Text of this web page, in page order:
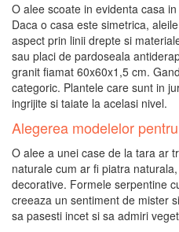
O alee scoate in evidenta casa
Daca o casa este simetrica,
aspect prin linii drepte si
sau placi de pardoseala
granit fiamat 60x60x1,5 cm.
categoric. Plantele care sunt in
ingrijite si taiate la acelasi nivel.
Alegerea modelelor
O alee a unei case de la tara ar
naturale cum ar fi piatra
decorative. Formele serpentine
creeaza un sentiment de mister
sa pasesti incet si sa admiri